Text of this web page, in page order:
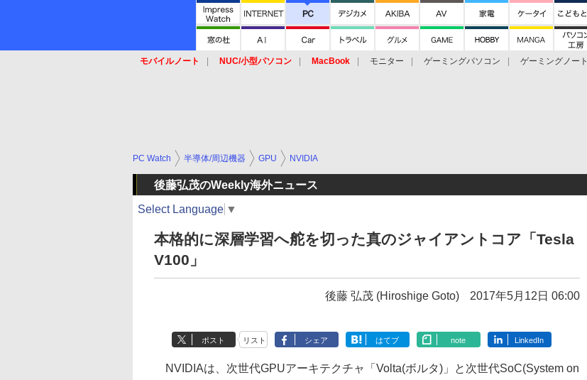
モバイルノート NUC/小型パソコン MacBook モニター ゲーミングパソコン ゲーミングノート
PC Watch 半導体/周辺機器 GPU NVIDIA
後藤弘茂のWeekly海外ニュース
Select Language ▼
本格的に深層学習へ舵を切った真のジャイアントコア「Tesla
V100」
後藤 弘茂 (Hiroshige Goto) 2017年5月12日 06:00
ポスト リスト シェア はてブ note LinkedIn
NVIDIAは、次世代GPUアーキテクチャ「Volta(ボルタ)」と次世代SoC(System on